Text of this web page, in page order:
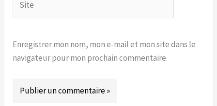
Enregistrer mon nom, mon e-mail et mon site dans le
navigateur pour mon prochain commentaire.